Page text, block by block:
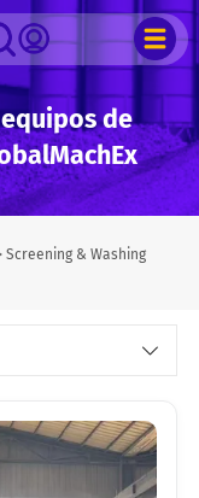
de
Screening & Washing